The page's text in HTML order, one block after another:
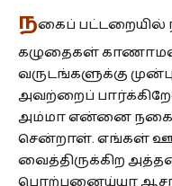
நகைப் பட்டறையில்
கழுதைகள்
வருடங்களுக்கு
அவற்றைப்
அம்மா என்னை
சென்றாள். எங்கள்
வைத்திருக்கிற